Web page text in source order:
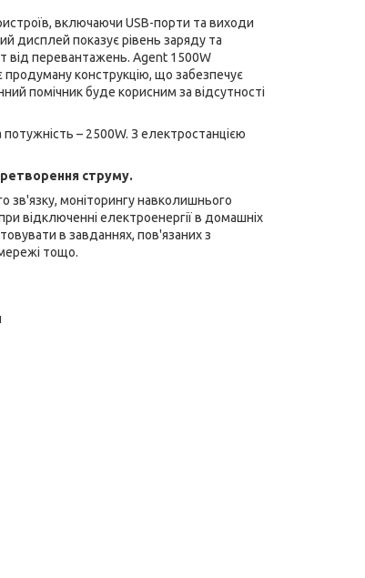
включаючи USB-порти та виходи
дисплей показує рівень заряду та
від перевантажень. Agent 1500W
продуману конструкцію, що забезпечує
помічник буде корисним за відсутності
– 2500W. З електростанцією
струму.
моніторингу навколишнього
відключенні електроенергії в домашніх
в завданнях, пов'язаних з
мережі тощо.